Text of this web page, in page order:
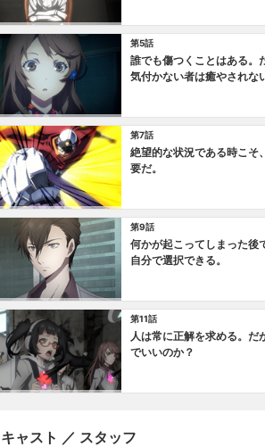
第5話
誰でも傷つくことはある。
気付かない者は癒やされな
第7話
絶望的な状況である時こそ
要だ。
第9話
何かが起こってしまった後
自分で選択できる。
第11話
人は常に正解を求める。
でいいのか？
キャスト ／ スタッフ